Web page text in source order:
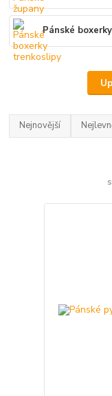
Pánské
Nejnovější